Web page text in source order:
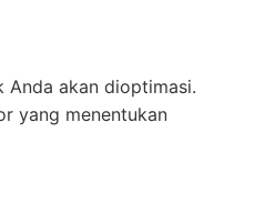
akan dioptimasi.
yang menentukan